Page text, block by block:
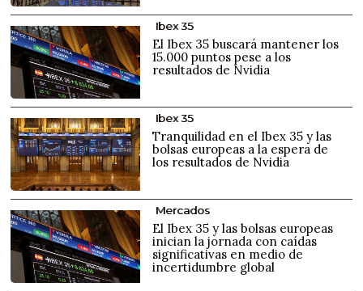
Ibex 35
El Ibex 35 buscará mantener los
15.000 puntos pese a los
resultados de Nvidia
Ibex 35
Tranquilidad en el Ibex 35 y las
bolsas europeas a la espera de
los resultados de Nvidia
Mercados
El Ibex 35 y las bolsas europeas
inician la jornada con caídas
significativas en medio de
incertidumbre global